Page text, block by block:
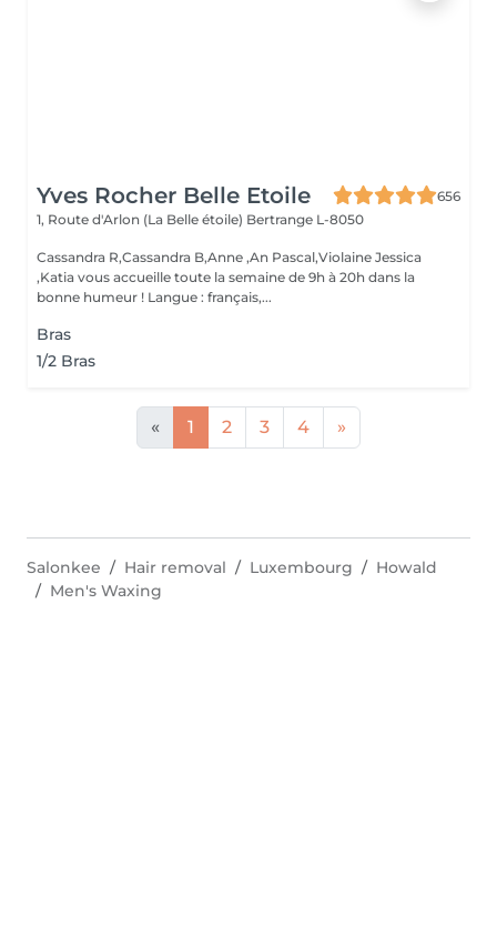
Yves Rocher Belle Etoile
656
1, Route d'Arlon (La Belle étoile) Bertrange L-8050
Cassandra R,Cassandra B,Anne ,An Pascal,Violaine Jessica
,Katia vous accueille toute la semaine de 9h à 20h dans la
bonne humeur ! Langue : français,...
Bras
1/2 Bras
« 1 2 3 4 »
Salonkee Hair removal Luxembourg
Howald
Men's Waxing